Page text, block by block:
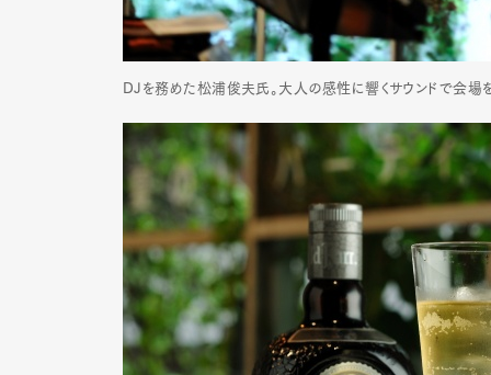
DJを務めた松浦俊夫氏。大人の感性に響くサウンドで会場を